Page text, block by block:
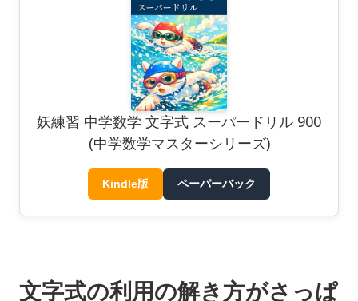
妖練習 中学数学 文字式 スーパードリル 900
(中学数学マスターシリーズ)
Kindle版 ペーパーバック
文字式の利用の解き方がさっぱ